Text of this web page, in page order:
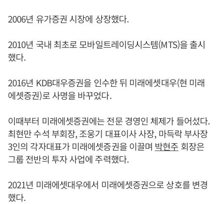
2006년 유가증권 시장에 상장했다.
2010년 국내 최초로 모바일트레이딩시스템(MTS)을 출시
했다.
2016년 KDB대우증권을 인수한 뒤 미래에셋대우(현 미래
에셋증권)로 사명을 바꾸었다.
이때부터 미래에셋증권에는 전문 경영인 체제가 들어섰다.
최현만 수석 부회장, 조웅기 대표이사 사장, 마득락 부사장
3인의 각자대표가 미래에셋증권을 이끌며 박현주 회장은
그룹 전반의 투자 사업에 주력했다.
2021년 미래에셋대우에서 미래에셋증권으로 상호를 변경
했다.